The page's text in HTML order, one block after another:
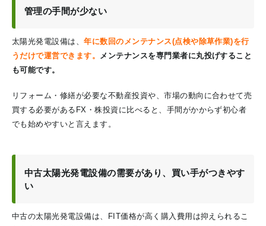
管理の手間が少ない
太陽光発電設備は、年に数回のメンテナンス(点検や除草作業)を行
うだけで運営できます。 メンテナンスを専門業者に丸投げすること
も可能です。
リフォーム・修繕が必要な不動産投資や、市場の動向に合わせて売
買する必要があるFX・株投資に比べると、手間がかからず初心者
でも始めやすいと言えます。
中古太陽光発電設備の需要があり、買い手がつきやす
い
中古の太陽光発電設備は、FIT価格が高く購入費用は抑えられるこ